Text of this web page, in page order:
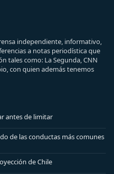
independiente, informativo,
a notas periodística que
tales como: La Segunda, CNN
con quien además tenemos
antes de limitar
de las conductas más comunes
de Chile